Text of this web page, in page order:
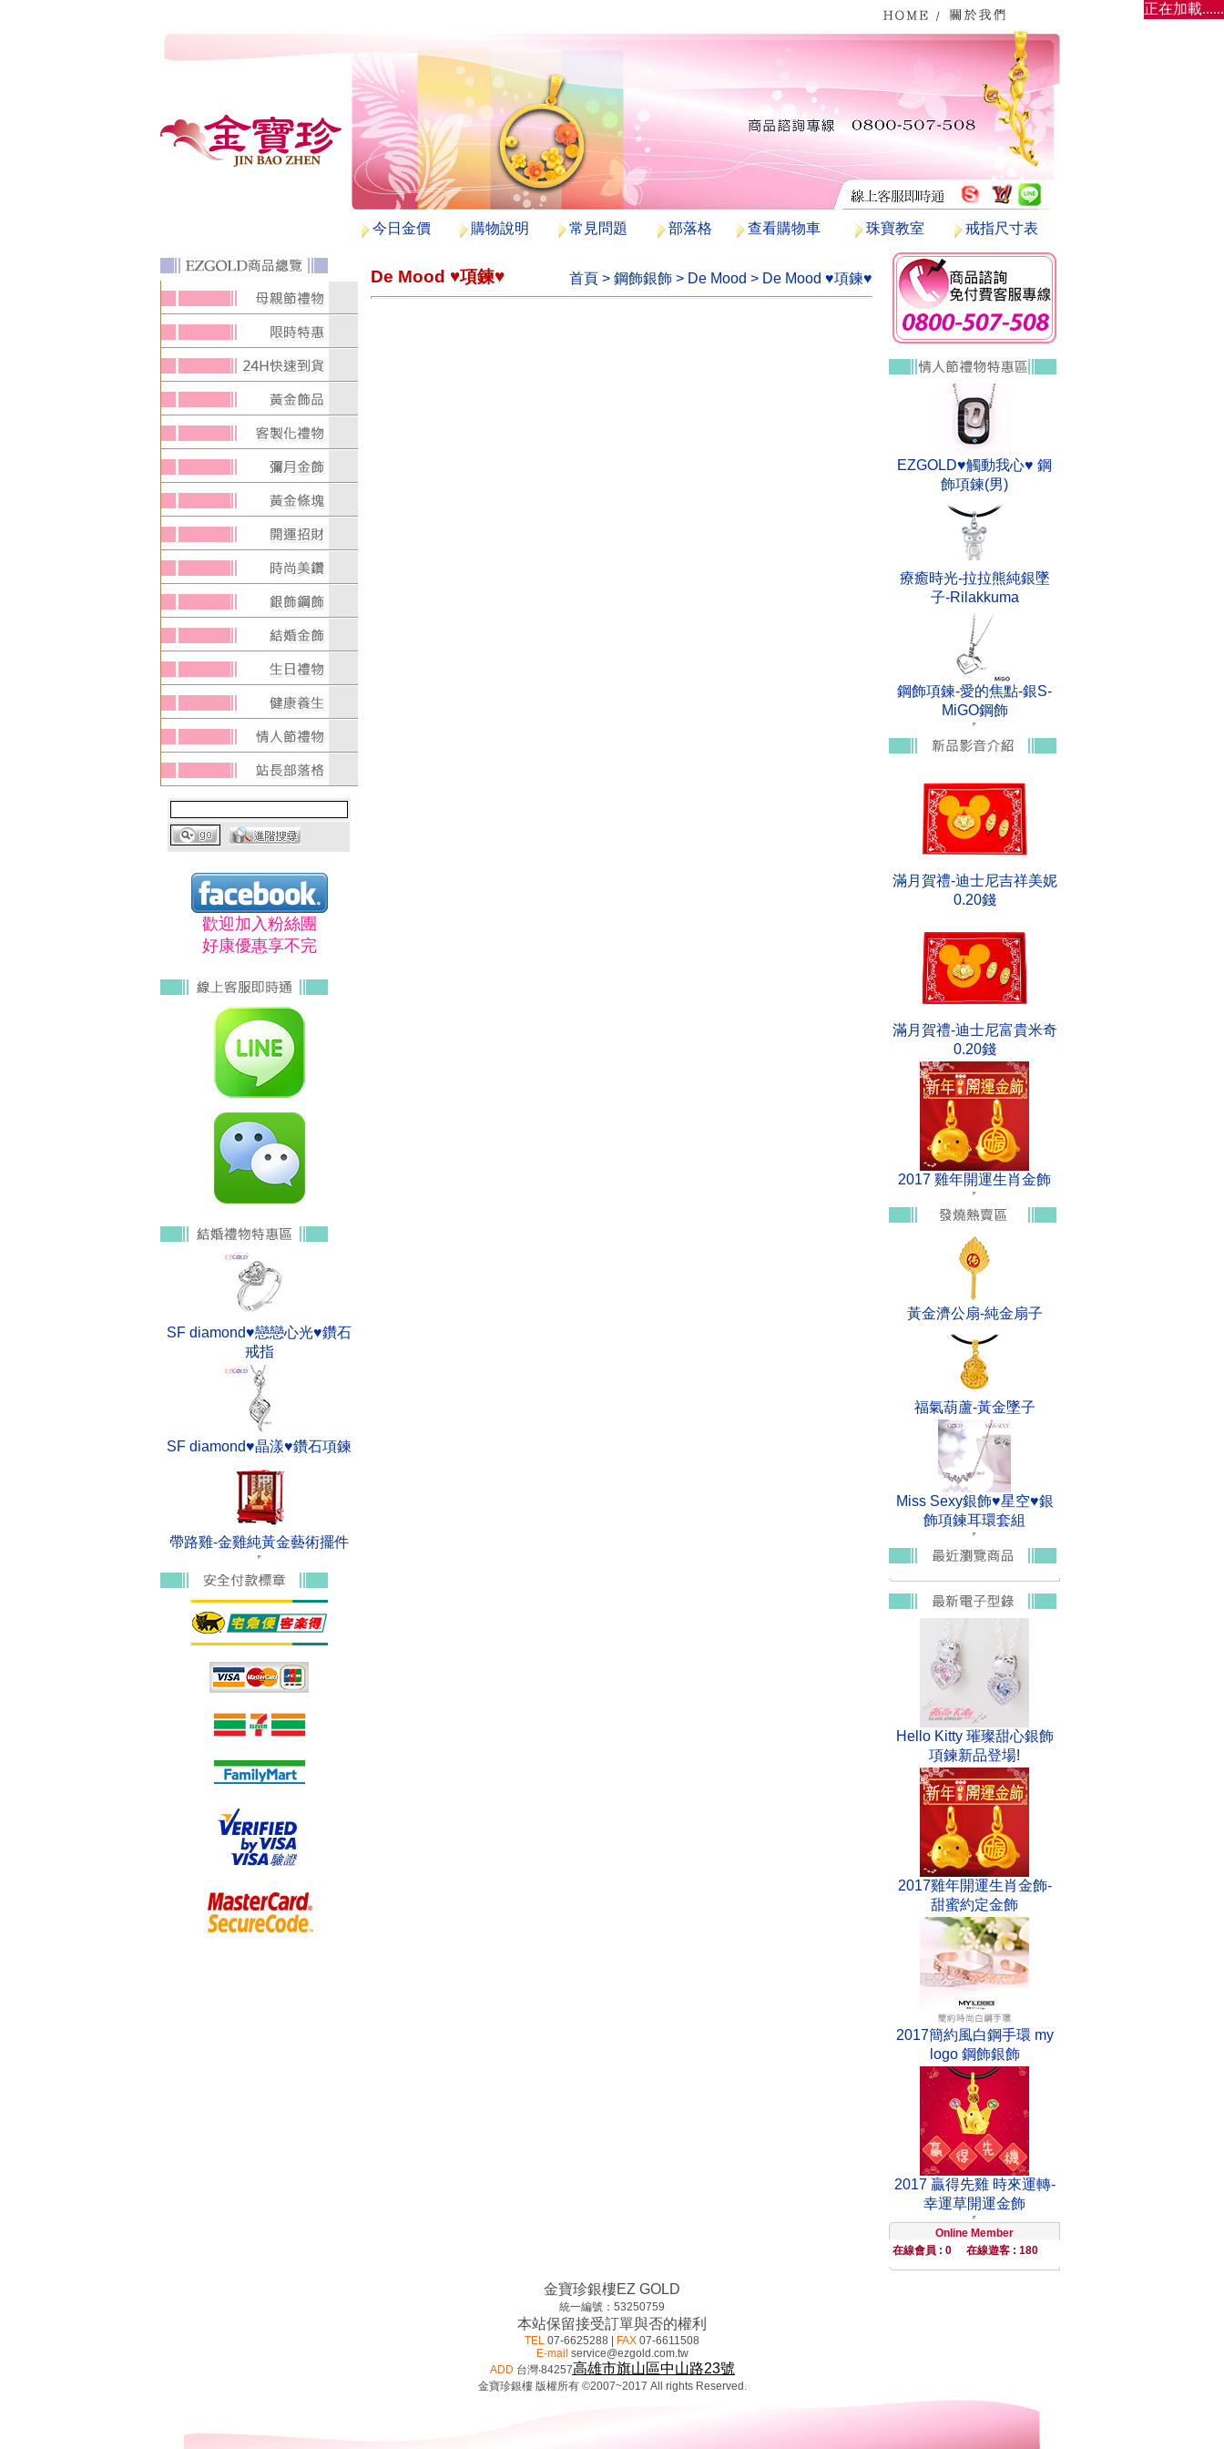
正在加載......
今日金價 購物說明 常見問題 部落格 查看購物車 珠寶教室 戒指尺寸表
歡迎加入粉絲團
好康優惠享不完
SF diamond♥戀戀心光♥鑽石
戒指
SF diamond♥晶漾♥鑽石項鍊
帶路雞-金雞純黃金藝術擺件
De Mood ♥項鍊♥ 首頁 > 鋼飾銀飾 > De Mood > De Mood ♥項鍊♥
EZGOLD♥觸動我心♥ 鋼
飾項鍊(男)
療癒時光-拉拉熊純銀墜
子-Rilakkuma
鋼飾項鍊-愛的焦點-銀S-
MiGO鋼飾
滿月賀禮-迪士尼吉祥美妮
0.20錢
滿月賀禮-迪士尼富貴米奇
0.20錢
2017 雞年開運生肖金飾
黃金濟公扇-純金扇子
福氣葫蘆-黃金墜子
Miss Sexy銀飾♥星空♥銀
飾項鍊耳環套組
Hello Kitty 璀璨甜心銀飾
項鍊新品登場!
2017雞年開運生肖金飾-
甜蜜約定金飾
2017簡約風白鋼手環 my
logo 鋼飾銀飾
2017 贏得先雞 時來運轉-
幸運草開運金飾
Online Member
在線會員 : 0
在線遊客 : 180
金寶珍銀樓EZ GOLD
統一編號：53250759
本站保留接受訂單與否的權利
TEL 07-6625288 | FAX 07-6611508
E-mail service@ezgold.com.tw
ADD 台灣‧84257高雄市旗山區中山路23號
金寶珍銀樓 版權所有 ©2007~2017 All rights Reserved.